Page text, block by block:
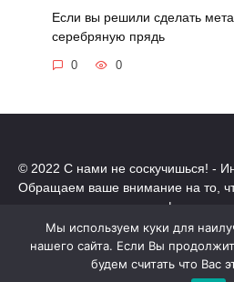
Если вы решили сделать
серебряную прядь
0 0
© 2022 С нами не соскучишься! -
Обращаем ваше внимание на то,
носит исключительно
Все торговые марки принадлежат
защищены.
Политика конфиденциальности
Мы используем куки для
нашего сайта. Если Вы
будем считать что Вас